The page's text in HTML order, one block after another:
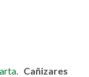
. Cañizares